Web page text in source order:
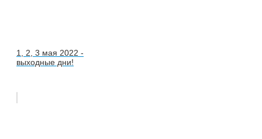
1, 2, 3 мая 2022 -
выходные дни!